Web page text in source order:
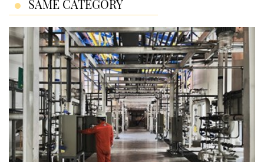
SAME CATEGORY